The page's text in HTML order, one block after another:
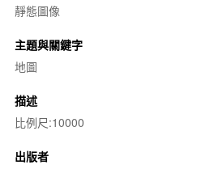
靜態圖像
主題與關鍵字
地圖
描述
比例尺:10000
出版者